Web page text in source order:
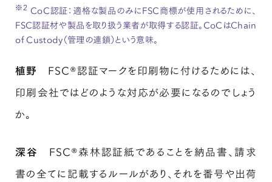
※2 CoC認証：適格な製品のみにFSC商標が使用されるために、
FSC認証材や製品を取り扱う業者が取得する認証。CoCはChain
of Custody（管理の連鎖）という意味。
植野
FSC®認証マークを印刷物に付けるためには、
印刷会社ではどのような対応が必要になるのでしょう
か。
深谷
FSC®森林認証紙であることを納品書、請求
書の全てに記載するルールがあり、それを番号や出荷